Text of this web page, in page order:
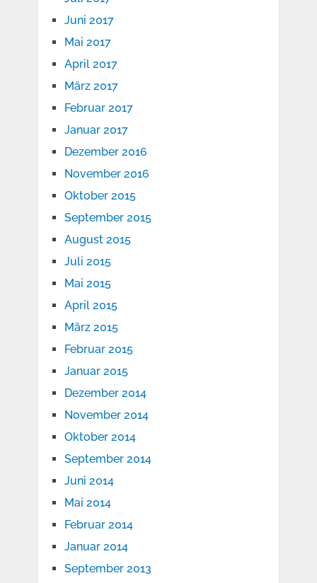
Juni 2017
Mai 2017
April 2017
März 2017
Februar 2017
Januar 2017
Dezember 2016
November 2016
Oktober 2015
September 2015
August 2015
Juli 2015
Mai 2015
April 2015
März 2015
Februar 2015
Januar 2015
Dezember 2014
November 2014
Oktober 2014
September 2014
Juni 2014
Mai 2014
Februar 2014
Januar 2014
September 2013